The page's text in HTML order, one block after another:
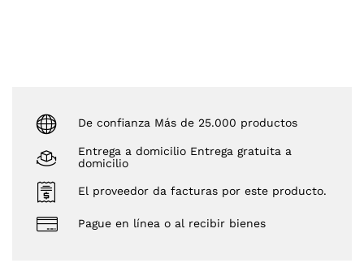
De confianza Más de 25.000 productos
Entrega a domicilio Entrega gratuita a
domicilio
El proveedor da facturas por este producto.
Pague en línea o al recibir bienes